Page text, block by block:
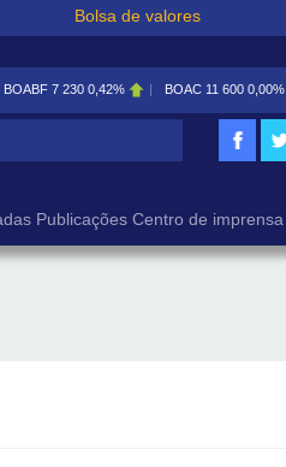
Bolsa de valores
BOABF 7 230 0,42% BOAC 11 600 0,00%
Publicações Centro de imprensa